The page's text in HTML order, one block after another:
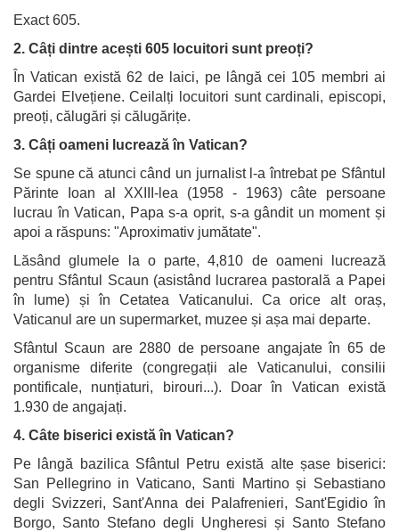
Exact 605.
2. Câți dintre acești 605 locuitori sunt preoți?
În Vatican există 62 de laici, pe lângă cei 105 membri ai
Gardei Elvețiene. Ceilalți locuitori sunt cardinali, episcopi,
preoți, călugări și călugărițe.
3. Câți oameni lucrează în Vatican?
Se spune că atunci când un jurnalist l-a întrebat pe Sfântul
Părinte Ioan al XXIII-lea (1958 - 1963) câte persoane
lucrau în Vatican, Papa s-a oprit, s-a gândit un moment și
apoi a răspuns: "Aproximativ jumătate".
Lăsând glumele la o parte, 4,810 de oameni lucrează
pentru Sfântul Scaun (asistând lucrarea pastorală a Papei
în lume) și în Cetatea Vaticanului. Ca orice alt oraș,
Vaticanul are un supermarket, muzee și așa mai departe.
Sfântul Scaun are 2880 de persoane angajate în 65 de
organisme diferite (congregații ale Vaticanului, consilii
pontificale, nunțiaturi, birouri...). Doar în Vatican există
1.930 de angajați.
4. Câte biserici există în Vatican?
Pe lângă bazilica Sfântul Petru există alte șase biserici:
San Pellegrino in Vaticano, Santi Martino și Sebastiano
degli Svizzeri, Sant'Anna dei Palafrenieri, Sant'Egidio în
Borgo, Santo Stefano degli Ungheresi și Santo Stefano